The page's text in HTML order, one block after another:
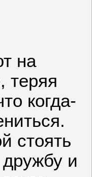
на
теряя
когда-
стоять
и